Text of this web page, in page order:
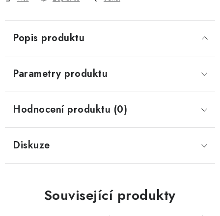
Popis produktu
Parametry produktu
Hodnocení produktu (0)
Diskuze
Související produkty